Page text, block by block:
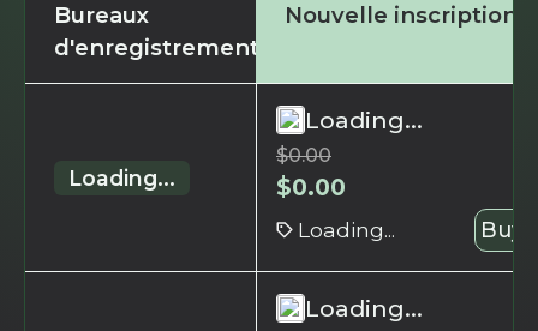
Bureaux
d'enregistrement
Nouvelle inscription
Loading...
Loading...
$0.00
$0.00
Loading... Buy
Loading...